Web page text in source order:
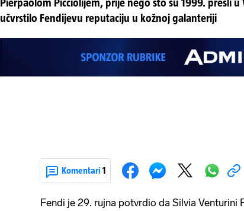
Pierpaolom Picciolijem, prije nego što su 1999. prešli u
učvrstilo Fendijevu reputaciju u kožnoj galanteriji
Komentari 1
Fendi je 29. rujna potvrdio da Silvia Venturini